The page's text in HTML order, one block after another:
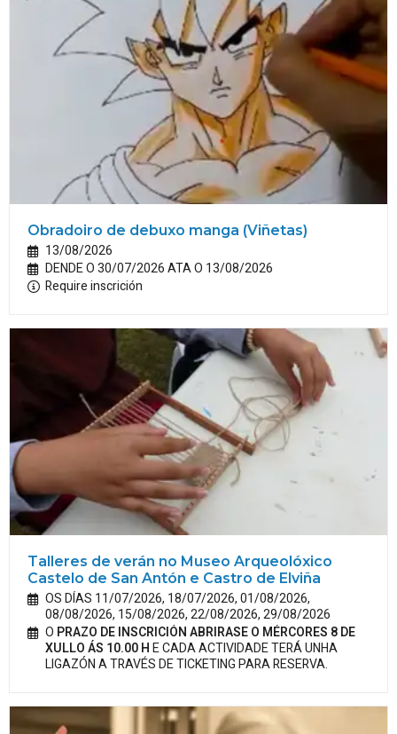
Obradoiro de debuxo manga (Viñetas)
13/08/2026
DENDE O 30/07/2026 ATA O 13/08/2026
Require inscrición
Talleres de verán no Museo Arqueolóxico
Castelo de San Antón e Castro de Elviña
OS DÍAS 11/07/2026, 18/07/2026, 01/08/2026,
08/08/2026, 15/08/2026, 22/08/2026, 29/08/2026
O PRAZO DE INSCRICIÓN ABRIRASE O MÉRCORES 8 DE
XULLO ÁS 10.00 HE CADA ACTIVIDADE TERÁ UNHA
LIGAZÓN A TRAVÉS DE TICKETING PARA RESERVA.